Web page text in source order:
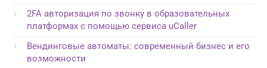
2FA авторизация по звонку в образовательных
платформах с помощью сервиса uCaller
Вендинговые автоматы: современный бизнес и его
возможности